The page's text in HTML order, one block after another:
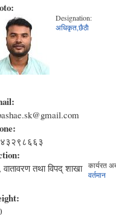
Designation:
अधिकृत,छैठाै
तथा विपद् शाखा
कार्यरत
वर्तमान